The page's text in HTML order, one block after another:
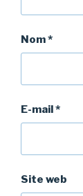
Nom*
E-mail*
Site web